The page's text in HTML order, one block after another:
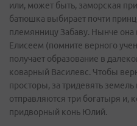
или, может быть, заморская
батюшка выбирает почти
племянницу Забаву. Нынче
Елисеем (помните верного
получает образование в
коварный Василевс. Чтобы
просторы, за тридевять
отправляются три богатыря и,
придворный конь Юлий.